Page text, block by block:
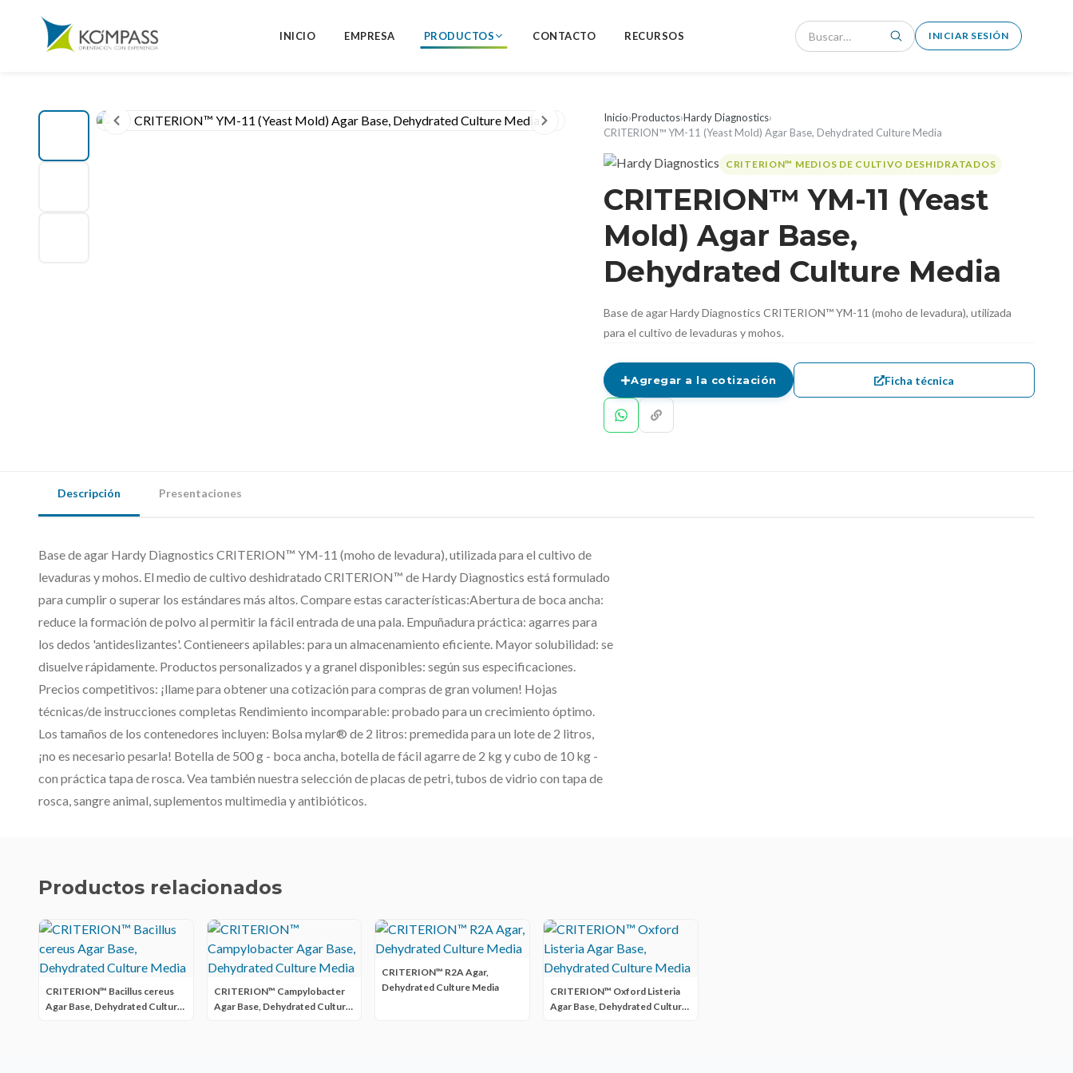
INICIO EMPRESA PRODUCTOS CONTACTO RECURSOS INICIAR SESIÓN
Inicio›Productos›Hardy Diagnostics›
CRITERION™ YM-11 (Yeast Mold) Agar Base, Dehydrated Culture Media
CRITERION™ MEDIOS DE CULTIVO DESHIDRATADOS
CRITERION™ YM-11 (Yeast
Mold) Agar Base,
Dehydrated Culture Media
Base de agar Hardy Diagnostics CRITERION™ YM-11 (moho de levadura), utilizada
para el cultivo de levaduras y mohos.
Agregar a la cotización Ficha técnica
Descripción Presentaciones
Base de agar Hardy Diagnostics CRITERION™ YM-11 (moho de levadura), utilizada para el cultivo de
levaduras y mohos. El medio de cultivo deshidratado CRITERION™ de Hardy Diagnostics está formulado
para cumplir o superar los estándares más altos. Compare estas características:Abertura de boca ancha:
reduce la formación de polvo al permitir la fácil entrada de una pala. Empuñadura práctica: agarres para
los dedos 'antideslizantes'. Contieneers apilables: para un almacenamiento eficiente. Mayor solubilidad: se
disuelve rápidamente. Productos personalizados y a granel disponibles: según sus especificaciones.
Precios competitivos: ¡llame para obtener una cotización para compras de gran volumen! Hojas
técnicas/de instrucciones completas Rendimiento incomparable: probado para un crecimiento óptimo.
Los tamaños de los contenedores incluyen: Bolsa mylar® de 2 litros: premedida para un lote de 2 litros,
¡no es necesario pesarla! Botella de 500 g - boca ancha, botella de fácil agarre de 2 kg y cubo de 10 kg -
con práctica tapa de rosca. Vea también nuestra selección de placas de petri, tubos de vidrio con tapa de
rosca, sangre animal, suplementos multimedia y antibióticos.
Productos relacionados
CRITERION™ Bacillus cereus
Agar Base, Dehydrated Culture
CRITERION™ Campylobacter
Agar Base, Dehydrated Culture
CRITERION™ R2A Agar,
Dehydrated Culture Media
CRITERION™ Oxford Listeria
Agar Base, Dehydrated Culture